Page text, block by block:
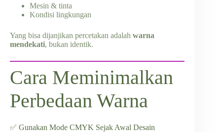
Mesin & tinta
Kondisi lingkungan
Yang bisa dijanjikan percetakan adalah warna
mendekati, bukan identik.
Cara Meminimalkan
Perbedaan Warna
✅ Gunakan Mode CMYK Sejak Awal Desain